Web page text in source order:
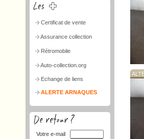
Certificat de vente
Assurance collection
Rétromobile
Auto-collection.org
Echange de liens
ALERTE ARNAQUES
Votre e-mail